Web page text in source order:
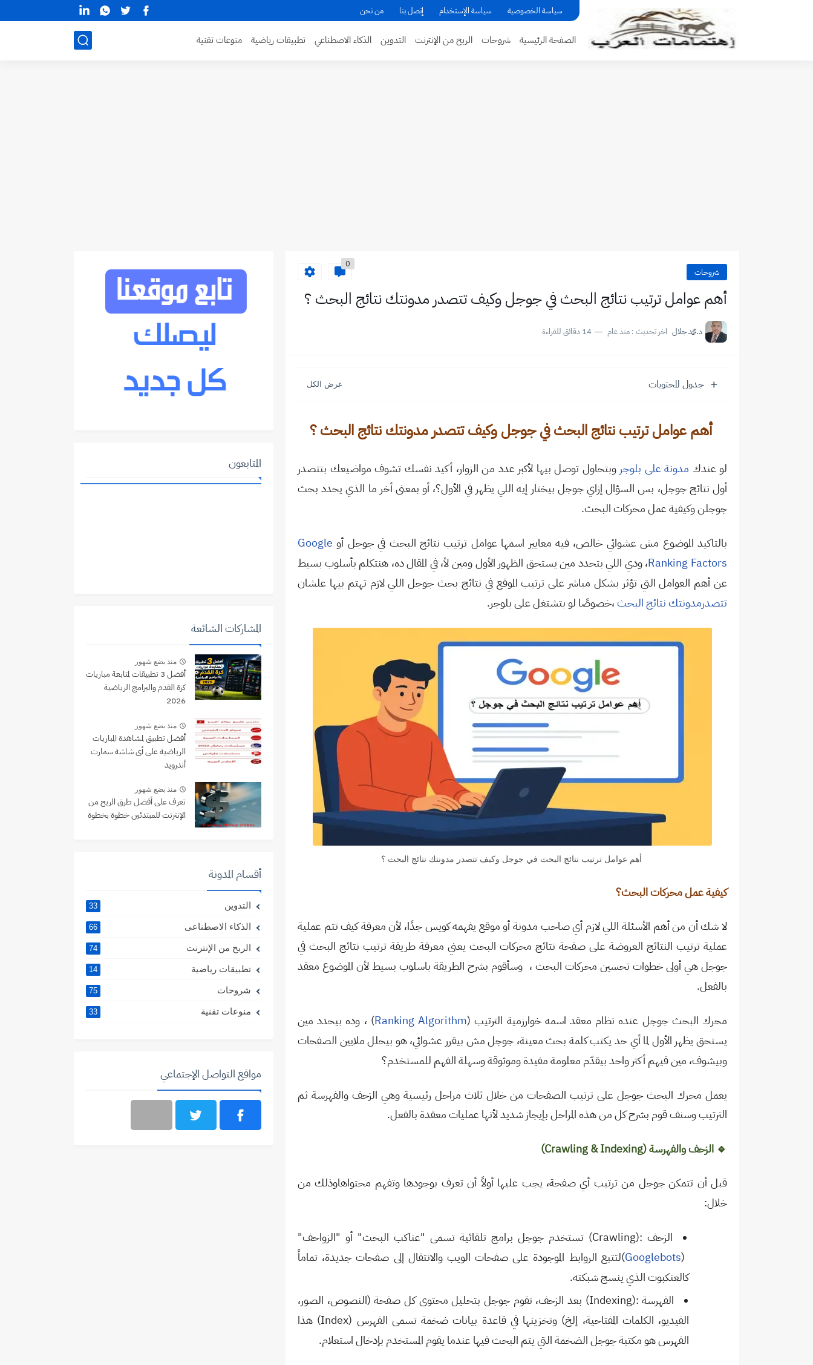
سياسة الخصوصية سياسة الإستخدام إتصل بنا من نحن
الصفحة الرئيسية شروحات الربح من الإنترنت التدوين الذكاء الاصطناعي تطبيقات رياضية منوعات تقنية
شروحات
0
أهم عوامل ترتيب نتائج البحث في جوجل وكيف تتصدر مدونتك نتائج البحث ؟
د.محمد جلال اخر تحديث : منذ عام 14 دقائق للقراءة
جدول المحتويات
أهم عوامل ترتيب نتائج البحث في جوجل وكيف تتصدر مدونتك نتائج البحث ؟
لو عندك مدونة على بلوجر وبتحاول توصل بيها لأكبر عدد من الزوار، أكيد نفسك تشوف مواضيعك بتتصدر
أول نتائج جوجل، بس السؤال إزاي جوجل بيختار إيه اللي يظهر في الأول؟، أو بمعنى أخر ما الذي يحدد بحث
جوجلن وكيفية عمل محركات البحث.
بالتاكيد الموضوع مش عشوائي خالص، فيه معايير اسمها عوامل ترتيب نتائج البحث في جوجل أو Google
Ranking Factors، ودي اللي بتحدد مين يستحق الظهور الأول ومين لأ، في المقال ده، هنتكلم بأسلوب بسيط
عن أهم العوامل التي تؤثر بشكل مباشر على ترتيب الموقع في نتائج بحث جوجل اللي لازم تهتم بيها علشان
تتصدرمدونتك نتائج البحث،خصوصًا لو بتشتغل على بلوجر.
أهم عوامل ترتيب نتائج البحث في جوجل وكيف تتصدر مدونتك نتائج البحث ؟
كيفية عمل محركات البحث؟
لا شك أن من أهم الأسئلة اللي لازم أي صاحب مدونة أو موقع يفهمه كويس جدًا، لأن معرفة كيف تتم عملية
عملية ترتيب النتائج العروضة على صفحة نتائج محركات البحث يعني معرفة طريقة ترتيب نتائج البحث في
جوجل هي أولى خطوات تحسين محركات البحث ، وسأقوم بشرح الطريقة باسلوب بسيط لأن الموضوع معقد
بالفعل.
محرك البحث جوجل عنده نظام معقد اسمه خوارزمية الترتيب (Ranking Algorithm)
، وده بيحدد مين
يستحق يظهر الأول لما أي حد يكتب كلمة بحث معينة، جوجل مش بيقرر عشوائي، هو بيحلل ملايين الصفحات
وبيشوف، مين فيهم أكتر واحد بيقدّم معلومة مفيدة وموثوقة وسهلة الفهم للمستخدم؟
يعمل محرك البحث جوجل على ترتيب الصفحات من خلال ثلاث مراحل رئيسية وهي الزحف والفهرسة ثم
الترتيب وسنف قوم بشرح كل من هذه المراحل بإيجاز شديد لأنها عمليات معقدة بالفعل.
🔹 الزحف والفهرسة(Crawling & Indexing)
قبل أن تتمكن جوجل من ترتيب أي صفحة، يجب عليها أولاً أن تعرف بوجودها وتفهم محتواهاوذلك من
خلال:
الزحف (Crawling): تستخدم جوجل برامج تلقائية تسمى "عناكب البحث" أو "الزواحف"
(Googlebots)
لتتبع الروابط الموجودة على صفحات الويب والانتقال إلى صفحات جديدة، تماماً
كالعنكبوت الذي ينسج شبكته.
الفهرسة(Indexing): بعد الزحف، تقوم جوجل بتحليل محتوى كل صفحة (النصوص، الصور،
الفيديو، الكلمات المفتاحية، إلخ) وتخزينها في قاعدة بيانات ضخمة تسمى الفهرس (Index) هذا
الفهرس هو مكتبة جوجل الضخمة التي يتم البحث فيها عندما يقوم المستخدم بإدخال استعلام.
المتابعون
المشاركات الشائعة
منذ بضع شهور
أفضل 3 تطبيقات لمتابعة مباريات
كرة القدم والبرامج الرياضية
2026
منذ بضع شهور
أفضل تطبيق لمشاهدة المباريات
الرياضية على أى شاشة سمارت
أندرويد
منذ بضع شهور
تعرف على أفضل طرق الربح من
الإنترنت للمبتدئين خطوة بخطوة
أقسام المدونة
التدوين 33
الذكاء الاصطناعى 66
الربح من الإنترنت 74
تطبيقات رياضية 14
شروحات 75
منوعات تقنية 33
مواقع التواصل الإجتماعي